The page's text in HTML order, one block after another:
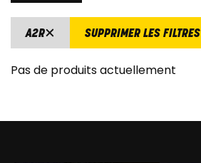
A2R SUPPRIMER LES FILTRES
Pas de produits actuellement